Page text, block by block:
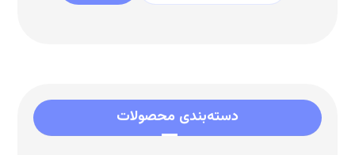
دسته‌بندی محصولات